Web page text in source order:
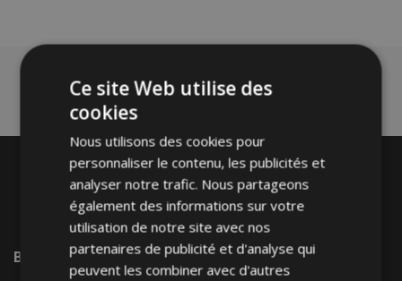
Bienvenue SurVTVAuto
Ce site Web utilise des
cookies
Nous utilisons des cookies pour
personnaliser le contenu, les publicités et
analyser notre trafic. Nous partageons
également des informations sur votre
utilisation de notre site avec nos
partenaires de publicité et d'analyse qui
peuvent les combiner avec d'autres